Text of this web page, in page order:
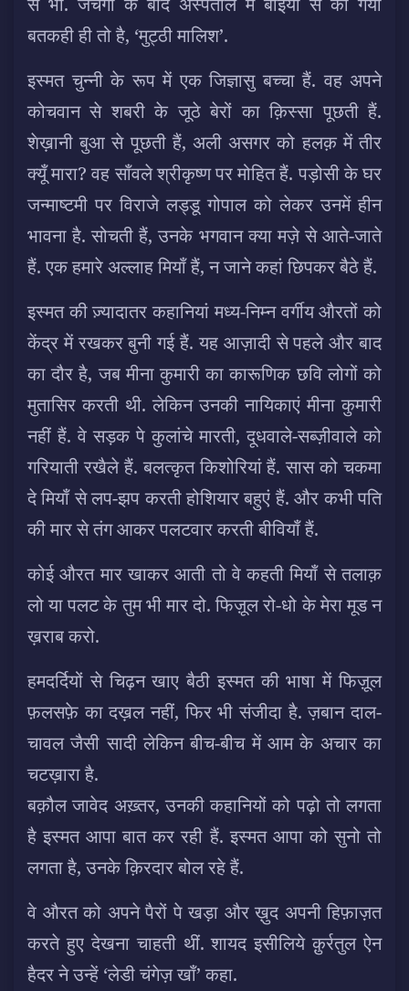
बतकही ही तो है, ‘मुट्ठी मालिश’.
इस्मत चुन्नी के रूप में एक जिज्ञासु बच्चा हैं. वह अपने
कोचवान से शबरी के जूठे बेरों का क़िस्सा पूछती हैं.
शेख़ानी बुआ से पूछती हैं, अली असगर को हलक़ में तीर
क्यूँ मारा? वह साँवले श्रीकृष्ण पर मोहित हैं. पड़ोसी के घर
जन्माष्टमी पर विराजे लड्डू गोपाल को लेकर उनमें हीन
भावना है. सोचती हैं, उनके भगवान क्या मज़े से आते-जाते
हैं. एक हमारे अल्लाह मियाँ हैं, न जाने कहां छिपकर बैठे हैं.
इस्मत की ज़्यादातर कहानियां मध्य-निम्न वर्गीय औरतों को
केंद्र में रखकर बुनी गई हैं. यह आज़ादी से पहले और बाद
का दौर है, जब मीना कुमारी का कारूणिक छवि लोगों को
मुतासिर करती थी. लेकिन उनकी नायिकाएं मीना कुमारी
नहीं हैं. वे सड़क पे कुलांचे मारती, दूधवाले-सब्ज़ीवाले को
गरियाती रखैले हैं. बलत्कृत किशोरियां हैं. सास को चकमा
दे मियाँ से लप-झप करती होशियार बहुएं हैं. और कभी पति
की मार से तंग आकर पलटवार करती बीवियाँ हैं.
कोई औरत मार खाकर आती तो वे कहती मियाँ से तलाक़
लो या पलट के तुम भी मार दो. फिज़ूल रो-धो के मेरा मूड न
ख़राब करो.
हमदर्दियों से चिढ़न खाए बैठी इस्मत की भाषा में फिज़ूल
फ़लसफ़े का दख़ल नहीं, फिर भी संजीदा है. ज़बान दाल-
चावल जैसी सादी लेकिन बीच-बीच में आम के अचार का
चटख़ारा है.
बक़ौल जावेद अख़्तर, उनकी कहानियों को पढ़ो तो लगता
है इस्मत आपा बात कर रही हैं. इस्मत आपा को सुनो तो
लगता है, उनके क़िरदार बोल रहे हैं.
वे औरत को अपने पैरों पे खड़ा और ख़ुद अपनी हिफ़ाज़त
करते हुए देखना चाहती थीं. शायद इसीलिये क़ुर्रतुल ऐन
हैदर ने उन्हें ‘लेडी चंगेज़ खाँ’ कहा.